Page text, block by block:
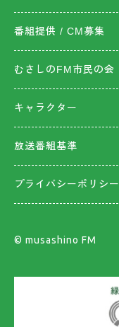
番組提供 / CM募集
むさしのFM市民の会
キャラクター
放送番組基準
プライバシーポリシー
©︎ musashino FM